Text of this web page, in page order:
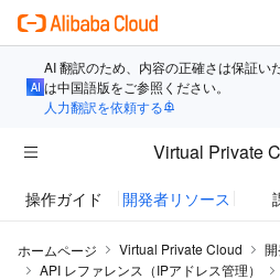
AI 翻訳のため、内容の正確さは保証い
は中国語版をご参照ください。
人力翻訳を依頼する
Virtual Private
操作ガイド 開発者リソース
ホームページ Virtual Private Cloud
API レファレンス（IPアドレス管理）